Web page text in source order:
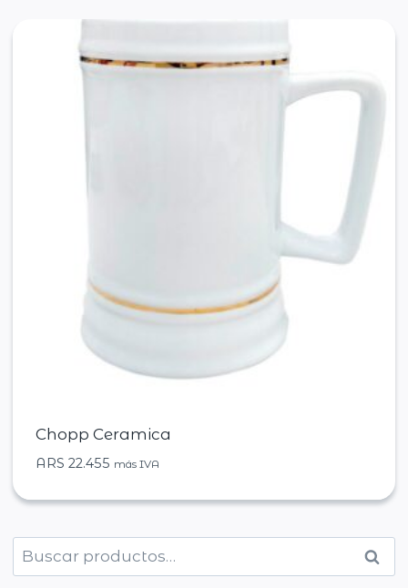
Chopp Ceramica
ARS 22.455 más IVA
Buscar
por: